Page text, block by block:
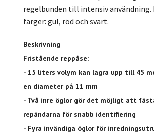
regelbunden till intensiv användning.
färger: gul, röd och svart.
Beskrivning
Fristående reppåse:
- 15 liters volym kan lagra upp till 45
en diameter på 11 mm
- Två inre öglor gör det möjligt att
repändarna för snabb identifiering
- Fyra invändiga öglor för